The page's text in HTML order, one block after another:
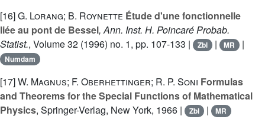
[16]G. Lorang; B. Roynette Étude d'une fonctionnelle
liée au pont de Bessel, Ann. Inst. H. Poincaré Probab.
Statist., Volume 32 (1996) no. 1, pp. 107-133 | Zbl | MR |
Numdam
[17]W. Magnus; F. Oberhettinger; R. P. Soni Formulas
and Theorems for the Special Functions of Mathematical
Physics, Springer-Verlag, New York, 1966 | Zbl | MR